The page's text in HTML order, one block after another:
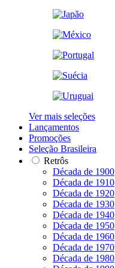
Ver mais seleções
Lançamentos
Promoções
Seleção Brasileira
Retrôs
Década de 1900
Década de 1910
Década de 1920
Década de 1930
Década de 1940
Década de 1950
Década de 1960
Década de 1970
Década de 1980